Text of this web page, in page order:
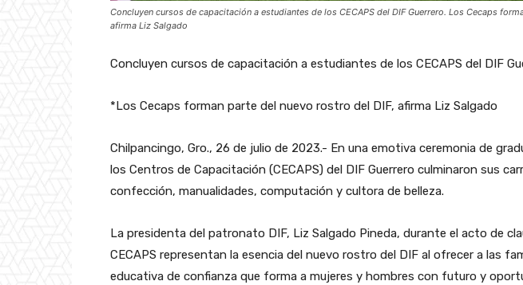
Concluyen cursos de capacitación a estudiantes de los CECAPS del DIF Guerrero. Los Cecaps
afirma Liz Salgado
Concluyen cursos de capacitación a estudiantes de los CECAPS del DIF
*Los Cecaps forman parte del nuevo rostro del DIF, afirma Liz Salgado
Chilpancingo, Gro., 26 de julio de 2023.- En una emotiva ceremonia de
los Centros de Capacitación (CECAPS) del DIF Guerrero culminaron sus
confección, manualidades, computación y cultora de belleza.
La presidenta del patronato DIF, Liz Salgado Pineda, durante el acto de
CECAPS representan la esencia del nuevo rostro del DIF al ofrecer a las
educativa de confianza que forma a mujeres y hombres con futuro y